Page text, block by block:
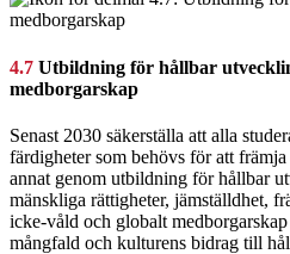
4.7 Utbildning för hållbar
medborgarskap
Senast 2030 säkerställa att alla
färdigheter som behövs för att
annat genom utbildning för hållbar
mänskliga rättigheter, jämställdhet,
icke-våld och globalt
mångfald och kulturens bidrag till